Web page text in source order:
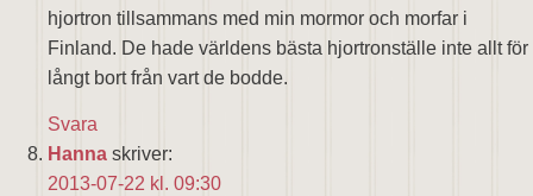
hjortron tillsammans med min mormor och morfar i
Finland. De hade världens bästa hjortronställe inte allt för
långt bort från vart de bodde.
Svara
Hanna skriver:
2013-07-22 kl. 09:30